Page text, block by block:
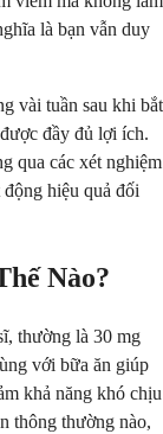
là bạn vẫn duy
vài tuần sau khi bắt
đầy đủ lợi ích.
qua các xét nghiệm
hiệu quả đối
Nào?
thường là 30 mg
với bữa ăn giúp
khả năng khó chịu
thông thường nào,